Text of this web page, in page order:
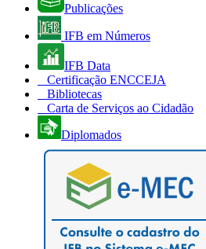
Publicações
IFB em Números
IFB Data
Certificação ENCCEJA
Bibliotecas
Carta de Serviços ao Cidadão
Diplomados